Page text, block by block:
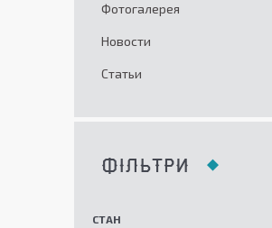
Фотогалерея
Новости
Статьи
ФІЛЬТРИ
СТАН